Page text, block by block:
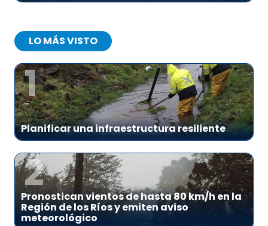
LO MÁS VISTO
1
Planificar una infraestructura resiliente
2
Pronostican vientos de hasta 80 km/h en la
Región de los Ríos y emiten aviso
meteorológico